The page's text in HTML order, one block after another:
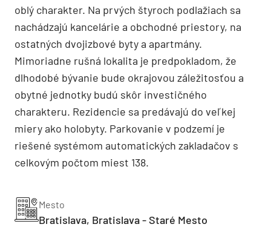
oblý charakter. Na prvých štyroch podlažiach sa
nachádzajú kancelárie a obchodné priestory, na
ostatných dvojizbové byty a apartmány.
Mimoriadne rušná lokalita je predpokladom, že
dlhodobé bývanie bude okrajovou záležitosťou a
obytné jednotky budú skôr investičného
charakteru. Rezidencie sa predávajú do veľkej
miery ako holobyty. Parkovanie v podzemí je
riešené systémom automatických zakladačov s
celkovým počtom miest 138.
Mesto
Bratislava, Bratislava - Staré Mesto